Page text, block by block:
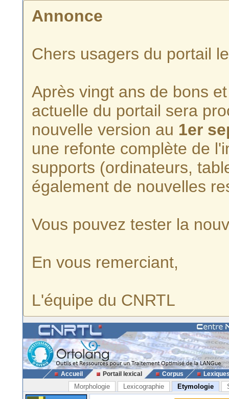
Annonce
Chers usagers du portail
Après vingt ans de bons
actuelle du portail sera
nouvelle version au 1er
une refonte complète de
supports (ordinateurs,
également de nouvelles
Vous pouvez tester la
En vous remerciant,
L'équipe du CNRTL
Accueil Portail lexical Corpus
Morphologie Lexicographie Etymologie